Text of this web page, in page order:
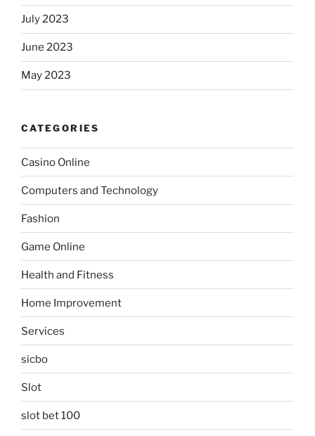
July 2023
June 2023
May 2023
CATEGORIES
Casino Online
Computers and Technology
Fashion
Game Online
Health and Fitness
Home Improvement
Services
sicbo
Slot
slot bet 100